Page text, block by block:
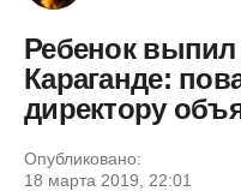
Ребенок выпил
Караганде:
директору
Опубликовано:
18 марта 2019, 22:01